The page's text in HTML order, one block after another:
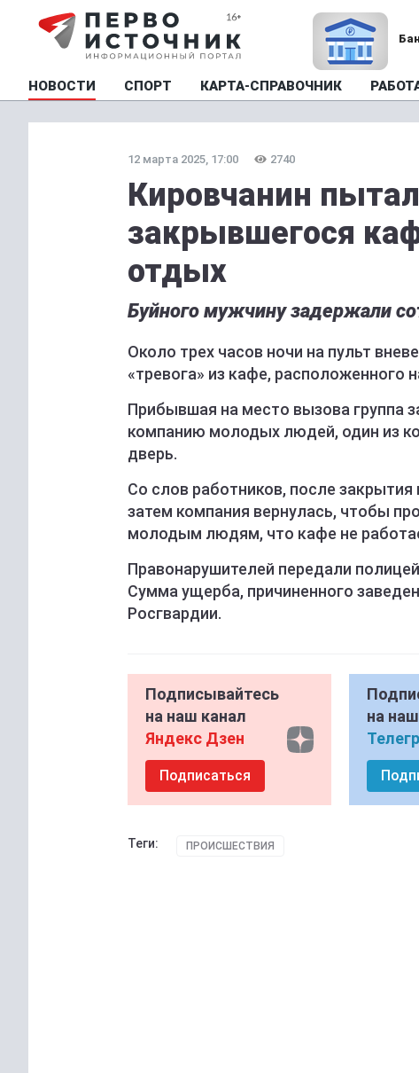
НОВОСТИ СПОРТ КАРТА-СПРАВОЧНИК
12 марта 2025, 17:00 2740
Кировчанин
закрывшегося
отдых
Буйного мужчину задержали
Около трех часов ночи на пульт
«тревога» из кафе, расположенного
Прибывшая на место вызова группа
компанию молодых людей, один из
дверь.
Со слов работников, после
затем компания вернулась, чтобы
молодым людям, что кафе не
Правонарушителей передали
Сумма ущерба, причиненного
Росгвардии.
Подписывайтесь
на наш канал
Яндекс Дзен
Подписаться
на
Теги: ПРОИСШЕСТВИЯ